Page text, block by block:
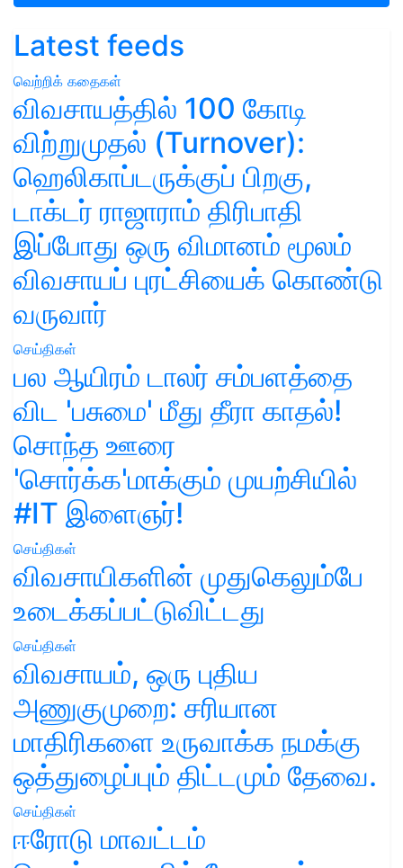
Latest feeds
வெற்றிக் கதைகள்
விவசாயத்தில் 100 கோடி
விற்றுமுதல் (Turnover):
ஹெலிகாப்டருக்குப் பிறகு,
டாக்டர் ராஜாராம் திரிபாதி
இப்போது ஒரு விமானம் மூலம்
விவசாயப் புரட்சியைக் கொண்டு
வருவார்
செய்திகள்
பல ஆயிரம் டாலர் சம்பளத்தை
விட 'பசுமை' மீது தீரா காதல்!
சொந்த ஊரை
'சொர்க்க'மாக்கும் முயற்சியில்
#IT இளைஞர்!
செய்திகள்
விவசாயிகளின் முதுகெலும்பே
உடைக்கப்பட்டுவிட்டது
செய்திகள்
விவசாயம், ஒரு புதிய
அணுகுமுறை: சரியான
மாதிரிகளை உருவாக்க நமக்கு
ஒத்துழைப்பும் திட்டமும் தேவை.
செய்திகள்
ஈரோடு மாவட்டம்